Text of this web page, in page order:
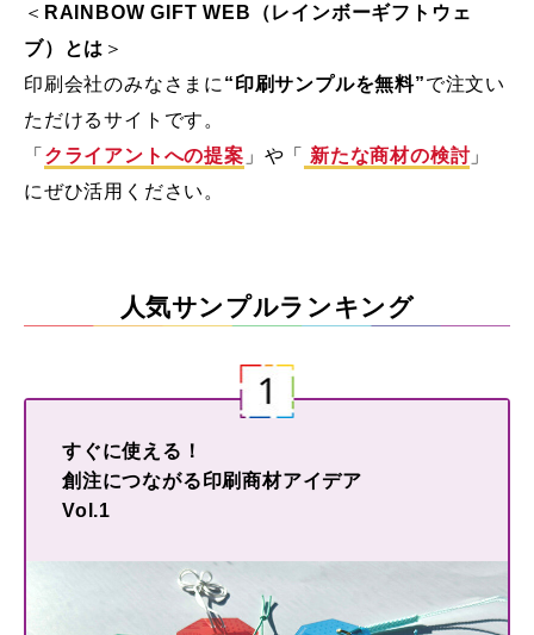
＜ RAINBOW GIFT WEB（レインボーギフトウェ
ブ）とは ＞
印刷会社のみなさまに “印刷サンプルを無料”で注文い
ただけるサイトです。
「 クライアントへの提案 」や「 新たな商材の検討」
にぜひ活用ください。
人気サンプルランキング
すぐに使える！
創注につながる印刷商材アイデア
Vol.1